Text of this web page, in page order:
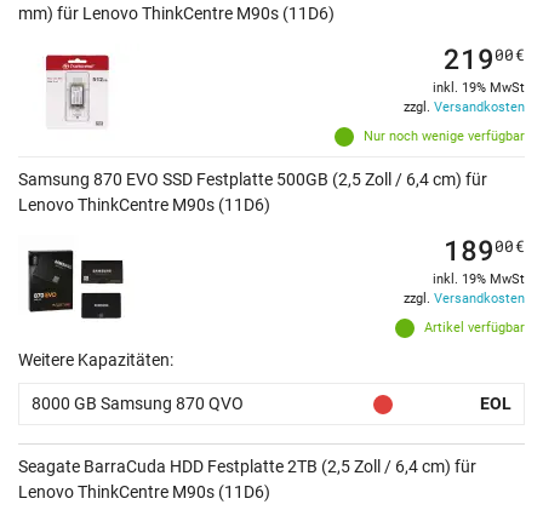
mm) für Lenovo ThinkCentre M90s (11D6)
Nur noch wenige verfügbar
21900€
inkl. 19% MwSt
zzgl. Versandkosten
Samsung 870 EVO SSD Festplatte 500GB (2,5 Zoll / 6,4 cm) für
Lenovo ThinkCentre M90s (11D6)
Artikel verfügbar
18900€
inkl. 19% MwSt
zzgl. Versandkosten
Weitere Kapazitäten:
8000 GB Samsung 870 QVO EOL
Seagate BarraCuda HDD Festplatte 2TB (2,5 Zoll / 6,4 cm) für
Lenovo ThinkCentre M90s (11D6)